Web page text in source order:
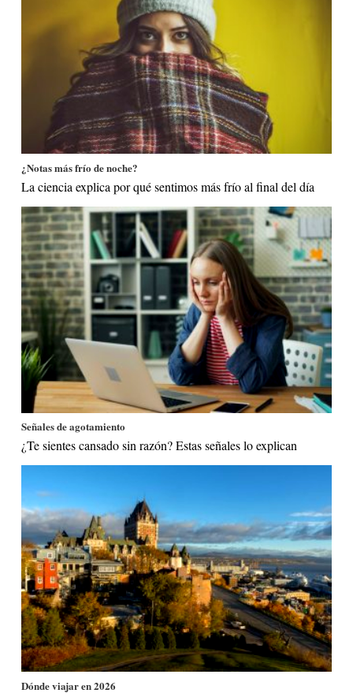
¿Notas más frío de noche?
La ciencia explica por qué sentimos más frío al final del día
Señales de agotamiento
¿Te sientes cansado sin razón? Estas señales lo explican
Dónde viajar en 2026